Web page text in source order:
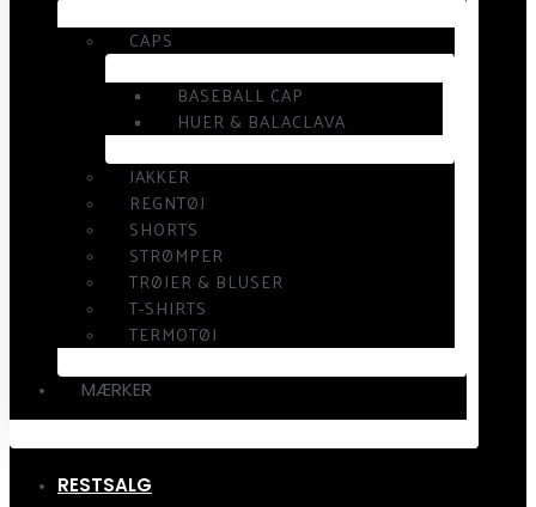
CAPS
BASEBALL CAP
HUER & BALACLAVA
JAKKER
REGNTØJ
SHORTS
STRØMPER
TRØJER & BLUSER
T-SHIRTS
TERMOTØJ
MÆRKER
RESTSALG